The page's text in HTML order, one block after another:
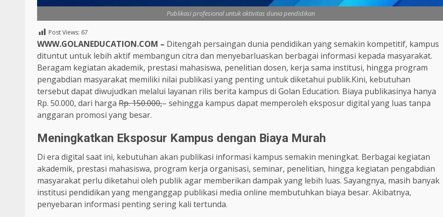
Publikasi profesional untuk aktivitas dunia pendidikan
Post Views: 67
WWW.GOLANEDUCATION.COM – Ditengah persaingan dunia pendidikan yang semakin kompetitif, kampus
dituntut untuk lebih aktif membangun citra dan menyebarluaskan berbagai informasi kepada masyarakat.
Beragam kegiatan akademik, prestasi mahasiswa, penelitian dosen, kerja sama institusi, hingga program
pengabdian masyarakat memiliki nilai publikasi yang penting untuk diketahui publik.Kini, kebutuhan
tersebut dapat diwujudkan melalui layanan rilis berita kampus di Golan Education. Biaya publikasinya hanya
Rp. 50.000, dari harga Rp. 150.000,– sehingga kampus dapat memperoleh eksposur digital yang luas tanpa
anggaran promosi yang besar.
Meningkatkan Eksposur Kampus dengan Biaya Murah
Di era digital saat ini, kebutuhan akan publikasi informasi kampus semakin meningkat. Berbagai kegiatan
akademik, prestasi mahasiswa, program kerja organisasi, seminar, penelitian, hingga kegiatan pengabdian
masyarakat perlu diketahui oleh publik agar memberikan dampak yang lebih luas. Sayangnya, masih banyak
institusi pendidikan yang menganggap publikasi media online membutuhkan biaya besar. Akibatnya,
penyebaran informasi penting sering kali tertunda.